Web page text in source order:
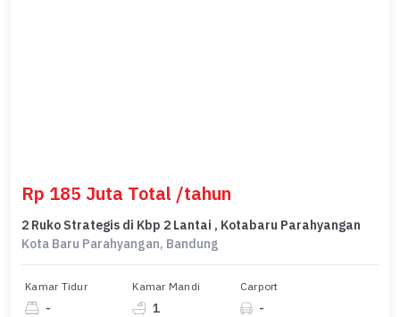
Rp 185 Juta Total /tahun
2 Ruko Strategis di Kbp 2 Lantai , Kotabaru Parahyangan
Kota Baru Parahyangan, Bandung
Kamar Tidur
-
Kamar Mandi
1
Carport
-